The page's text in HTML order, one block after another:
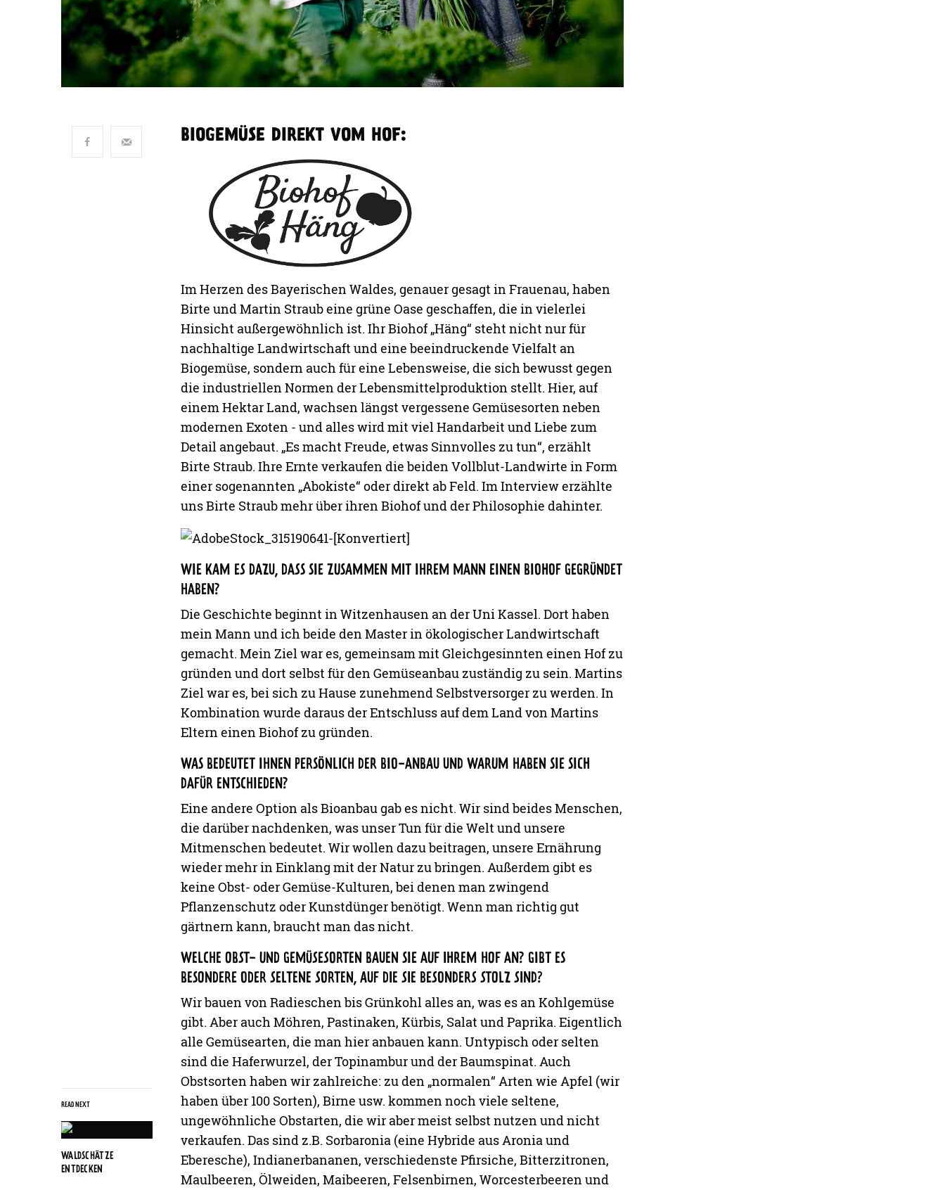
READ NEXT
WALDSCHÄTZE
ENTDECKEN
BIOGEMÜSE DIREKT VOM HOF:
Im Herzen des Bayerischen Waldes, genauer gesagt in Frauenau, haben
Birte und Martin Straub eine grüne Oase geschaffen, die in vielerlei
Hinsicht außergewöhnlich ist. Ihr Biohof „Häng“ steht nicht nur für
nachhaltige Landwirtschaft und eine beeindruckende Vielfalt an
Biogemüse, sondern auch für eine Lebensweise, die sich bewusst gegen
die industriellen Normen der Lebensmittelproduktion stellt. Hier, auf
einem Hektar Land, wachsen längst vergessene Gemüsesorten neben
modernen Exoten - und alles wird mit viel Handarbeit und Liebe zum
Detail angebaut. „Es macht Freude, etwas Sinnvolles zu tun“, erzählt
Birte Straub. Ihre Ernte verkaufen die beiden Vollblut-Landwirte in Form
einer sogenannten „Abokiste“ oder direkt ab Feld. Im Interview erzählte
uns Birte Straub mehr über ihren Biohof und der Philosophie dahinter.
WIE KAM ES DAZU, DASS SIE ZUSAMMEN MIT IHREM MANN EINEN BIOHOF GEGRÜNDET
HABEN?
Die Geschichte beginnt in Witzenhausen an der Uni Kassel. Dort haben
mein Mann und ich beide den Master in ökologischer Landwirtschaft
gemacht. Mein Ziel war es, gemeinsam mit Gleichgesinnten einen Hof zu
gründen und dort selbst für den Gemüseanbau zuständig zu sein. Martins
Ziel war es, bei sich zu Hause zunehmend Selbstversorger zu werden. In
Kombination wurde daraus der Entschluss auf dem Land von Martins
Eltern einen Biohof zu gründen.
WAS BEDEUTET IHNEN PERSÖNLICH DER BIO-ANBAU UND WARUM HABEN SIE SICH
DAFÜR ENTSCHIEDEN?
Eine andere Option als Bioanbau gab es nicht. Wir sind beides Menschen,
die darüber nachdenken, was unser Tun für die Welt und unsere
Mitmenschen bedeutet. Wir wollen dazu beitragen, unsere Ernährung
wieder mehr in Einklang mit der Natur zu bringen. Außerdem gibt es
keine Obst- oder Gemüse-Kulturen, bei denen man zwingend
Pflanzenschutz oder Kunstdünger benötigt. Wenn man richtig gut
gärtnern kann, braucht man das nicht.
WELCHE OBST- UND GEMÜSESORTEN BAUEN SIE AUF IHREM HOF AN? GIBT ES
BESONDERE ODER SELTENE SORTEN, AUF DIE SIE BESONDERS STOLZ SIND?
Wir bauen von Radieschen bis Grünkohl alles an, was es an Kohlgemüse
gibt. Aber auch Möhren, Pastinaken, Kürbis, Salat und Paprika. Eigentlich
alle Gemüsearten, die man hier anbauen kann. Untypisch oder selten
sind die Haferwurzel, der Topinambur und der Baumspinat. Auch
Obstsorten haben wir zahlreiche: zu den „normalen“ Arten wie Apfel (wir
haben über 100 Sorten), Birne usw. kommen noch viele seltene,
ungewöhnliche Obstarten, die wir aber meist selbst nutzen und nicht
verkaufen. Das sind z.B. Sorbaronia (eine Hybride aus Aronia und
Eberesche), Indianerbananen, verschiedenste Pfirsiche, Bitterzitronen,
Maulbeeren, Ölweiden, Maibeeren, Felsenbirnen, Worcesterbeeren und